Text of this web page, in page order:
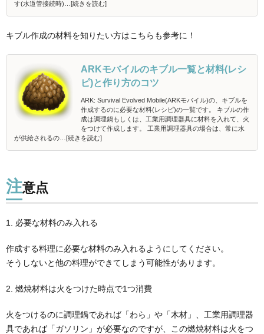
す(水道管接続時)…[続きを読む]
キブル作成の材料を知りたい方はこちらも参考に！
ARKモバイルのキブル一覧と材料(レシ
ピ)と作り方のコツ
ARK: Survival Evolved Mobile(ARKモバイル)の、キブルを
作成するのに必要な材料(レシピ)の一覧です。 キブルの作
成は調理鍋もしくは、工業用調理器具に材料を入れて、火
をつけて作成します。 工業用調理器具の場合は、常に水
が供給されるの…[続きを読む]
注意点
1. 必要な材料のみ入れる
作成する料理に必要な材料のみ入れるようにしてください。
そうしないと他の料理ができてしまう可能性があります。
2. 燃焼材料は火をつけた時点で1つ消費
火をつけるのに調理鍋であれば「わら」や「木材」、工業用調理器
具であれば「ガソリン」が必要なのですが、この燃焼材料は火をつ